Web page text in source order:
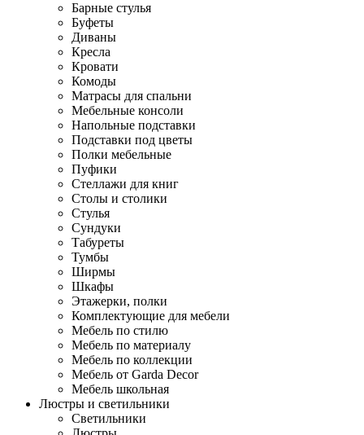
Барные стулья
Буфеты
Диваны
Кресла
Кровати
Комоды
Матрасы для спальни
Мебельные консоли
Напольные подставки
Подставки под цветы
Полки мебельные
Пуфики
Стеллажи для книг
Столы и столики
Стулья
Сундуки
Табуреты
Тумбы
Ширмы
Шкафы
Этажерки, полки
Комплектующие для мебели
Мебель по стилю
Мебель по материалу
Мебель по коллекции
Мебель от Garda Decor
Мебель школьная
Люстры и светильники
Светильники